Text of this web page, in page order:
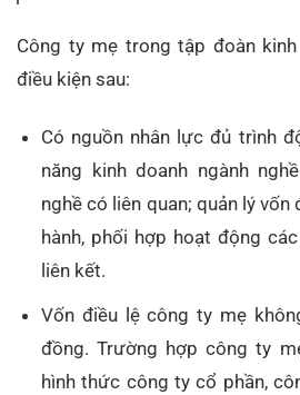
Công ty mẹ trong tập đoàn
điều kiện sau:
Có nguồn nhân lực đủ trình
năng kinh doanh ngành
nghề có liên quan; quản lý
hành, phối hợp hoạt động
liên kết.
Vốn điều lệ công ty mẹ
đồng. Trường hợp công ty
hình thức công ty cổ phần,